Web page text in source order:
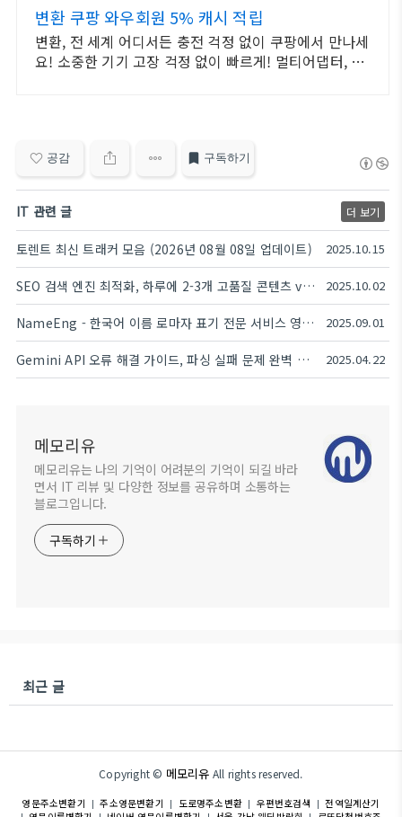
변환 쿠팡 와우회원 5% 캐시 적립
변환, 전 세계 어디서든 충전 걱정 없이 쿠팡에서 만나세
요! 소중한 기기 고장 걱정 없이 빠르게! 멀티어댑터, 스
공감 구독하기
IT 관련 글 더 보기
토렌트 최신 트래커 모음 (2026년 08월 08일 업데이트) 2025.10.15
SEO 검색 엔진 최적화, 하루에 2-3개 고품질 콘텐츠 vs 하루에 300개의 저품질 또는 보통 수준 콘텐츠 2025.10.02
NameEng - 한국어 이름 로마자 표기 전문 서비스 영문이름변환 네이버 영문이름변환 대체 2025.09.01
Gemini API 오류 해결 가이드, 파싱 실패 문제 완벽 분석 2025.04.22
메모리유
메모리유는 나의 기억이 어려분의 기억이 되길 바라
면서 IT 리뷰 및 다양한 정보를 공유하며 소통하는
블로그입니다.
구독하기
최근 글
Copyright © 메모리유 All rights reserved.
영문주소변환기 | 주소영문변환기 | 도로명주소변환 | 우편번호검색 | 전역일계산기